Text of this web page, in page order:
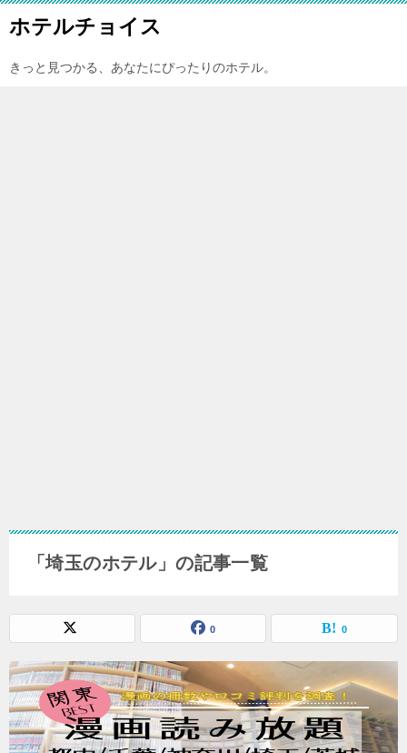
ホテルチョイス
きっと見つかる、あなたにぴったりのホテル。
「埼玉のホテル」の記事一覧
0 0